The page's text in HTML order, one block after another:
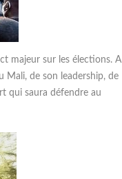
majeur sur les élections. A
de son leadership, de
qui saura défendre au